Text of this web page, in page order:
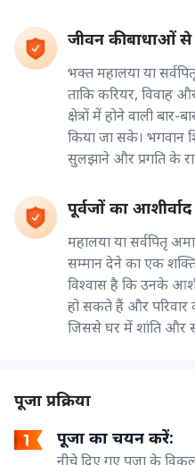
जीवन की बाधाओं से
भक्त महालया या
ताकि करियर, विवाह
क्षेत्रों में होने वाली
किया जा सके। भगवान
सुलझाने और प्रगति के
पूर्वजों का आशीर्वाद
महालया या सर्वपितृ
सम्मान देने का एक
विश्वास है कि उनके
हो सकते हैं और परिवार
जिससे घर में शांति और
पूजा प्रक्रिया
पूजा का चयन करें:
नीचे दिए गए पूजा के